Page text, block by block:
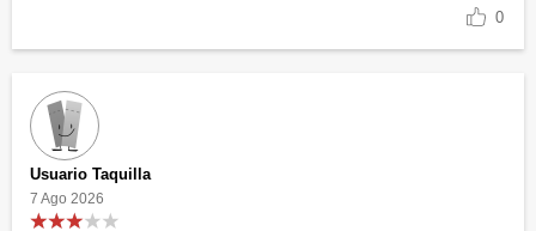
0
Usuario Taquilla
7 Ago 2026